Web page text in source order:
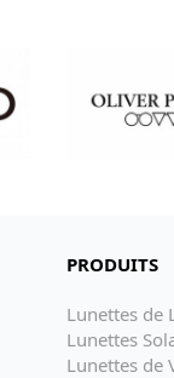
PRODUITS
Lunettes de
Lunettes
Lunettes de